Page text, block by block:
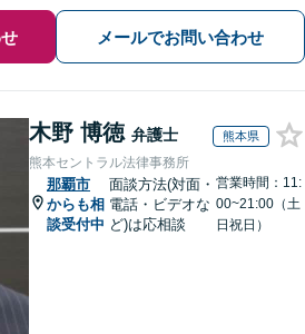
メールでお問い合わせ
木野 博徳 弁護士 熊本県
熊本セントラル法律事務所
那覇市
からも相
談受付中
面談方法(対面・
電話・ビデオな
ど)は応相談
営業時間：11:
00~21:00（土
日祝日）